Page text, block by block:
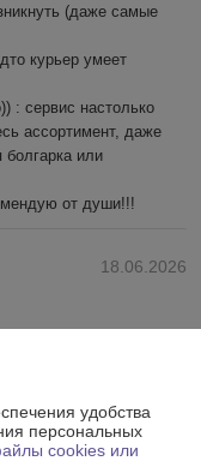
(даже самые
курьер умеет
: сервис настолько
ассортимент, даже
или
от души!!!
18.06.2026
удобства
персональных
cookies или